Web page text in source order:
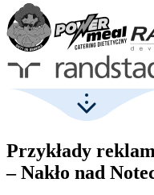
Przykłady
– Nakło nad